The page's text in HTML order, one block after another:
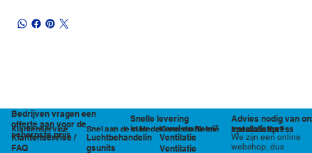
Klantenservice
Klantenservice /
FAQ
Bedrijven vragen een
offerte aan voor de
scherpste prijs
Snelle levering
in Nederland en België
Advies nodig van
specialisten?
Snel aan de slag
Luchtbehandelin
gsunits
Kennisbank en
tools
Ventilatie
Ventilatie
We zijn een online
webshop, dus
InstallatieXpress